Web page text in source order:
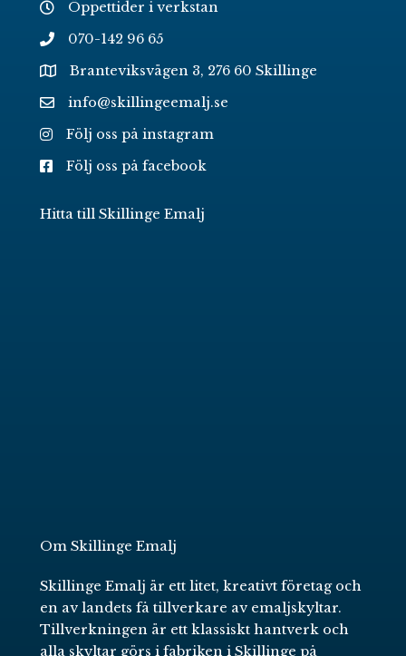
Öppettider i verkstan
070-142 96 65
Branteviksvägen 3, 276 60 Skillinge
info@skillingeemalj.se
Följ oss på instagram
Följ oss på facebook
Hitta till Skillinge Emalj
Om Skillinge Emalj
Skillinge Emalj är ett litet, kreativt företag och
en av landets få tillverkare av emaljskyltar.
Tillverkningen är ett klassiskt hantverk och
alla skyltar görs i fabriken i Skillinge på